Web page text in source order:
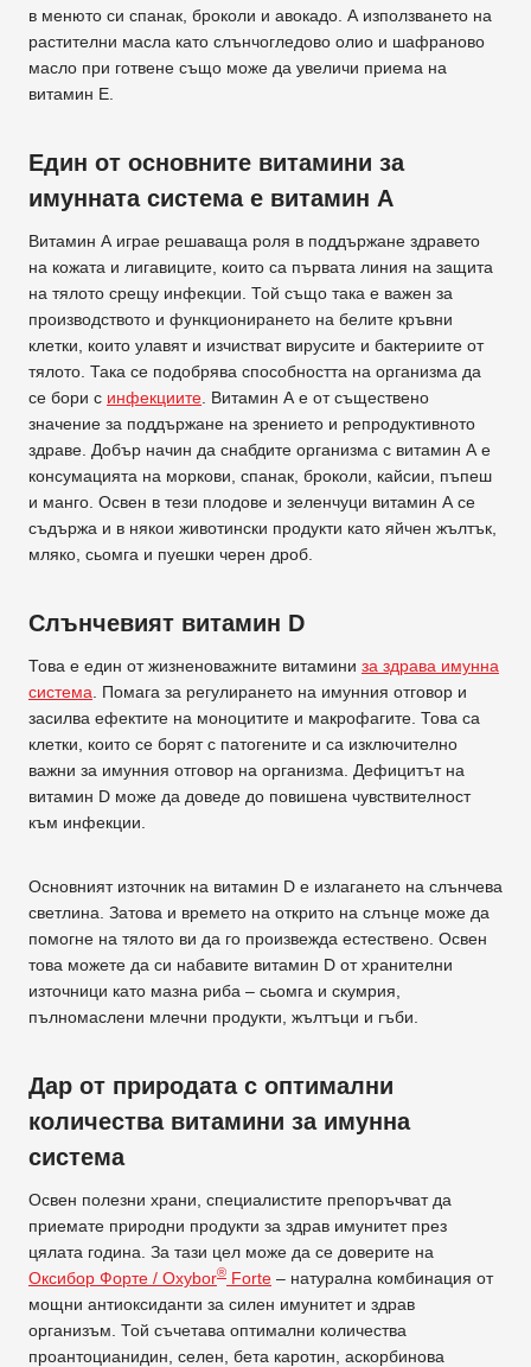
в менюто си спанак, броколи и авокадо. А използването на
растителни масла като слънчогледово олио и шафраново
масло при готвене също може да увеличи приема на
витамин Е.
Един от основните витамини за
имунната система е витамин А
Витамин А играе решаваща роля в поддържане здравето
на кожата и лигавиците, които са първата линия на защита
на тялото срещу инфекции. Той също така е важен за
производството и функционирането на белите кръвни
клетки, които улавят и изчистват вирусите и бактериите от
тялото. Така се подобрява способността на организма да
се бори с инфекциите . Витамин А е от съществено
значение за поддържане на зрението и репродуктивното
здраве. Добър начин да снабдите организма с витамин А е
консумацията на моркови, спанак, броколи, кайсии, пъпеш
и манго. Освен в тези плодове и зеленчуци витамин А се
съдържа и в някои животински продукти като яйчен жълтък,
мляко, сьомга и пуешки черен дроб.
Слънчевият витамин D
Това е един от жизненоважните витамини за здрава имунна
система . Помага за регулирането на имунния отговор и
засилва ефектите на моноцитите и макрофагите. Това са
клетки, които се борят с патогените и са изключително
важни за имунния отговор на организма. Дефицитът на
витамин D може да доведе до повишена чувствителност
към инфекции.
Основният източник на витамин D е излагането на слънчева
светлина. Затова и времето на открито на слънце може да
помогне на тялото ви да го произвежда естествено. Освен
това можете да си набавите витамин D от хранителни
източници като мазна риба – сьомга и скумрия,
пълномаслени млечни продукти, жълтъци и гъби.
Дар от природата с оптимални
количества витамини за имунна
система
Освен полезни храни, специалистите препоръчват да
приемате природни продукти за здрав имунитет през
цялата година. За тази цел може да се доверите на
Оксибор Форте / Oxybor® Forte – натурална комбинация от
мощни антиоксиданти за силен имунитет и здрав
организъм. Той съчетава оптимални количества
проантоцианидин, селен, бета каротин, аскорбинова